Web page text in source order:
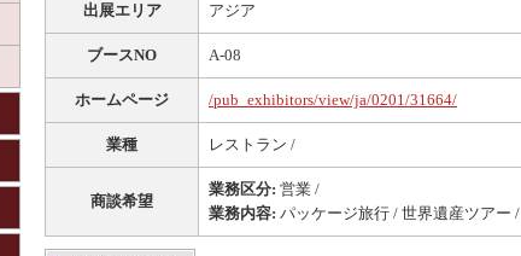
出展エリア アジア
ブースNO A-08
ホームページ /pub_exhibitors/view/ja/0201/31664/
業種 レストラン /
商談希望
業務区分: 営業 /
業務内容: パッケージ旅行 / 世界遺産ツアー /